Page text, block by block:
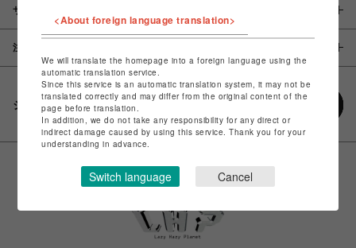
サイズ
注意事項
シェアする
<About foreign language translation>
We will translate the homepage into a foreign language using the
automatic translation service.
Since this service is an automatic translation system, it may not be
translated correctly and may differ from the original content of the
page before translation.
In addition, we do not take any responsibility for any direct or
indirect damage caused by using this service. Thank you for your
understanding in advance.
Switch language Cancel